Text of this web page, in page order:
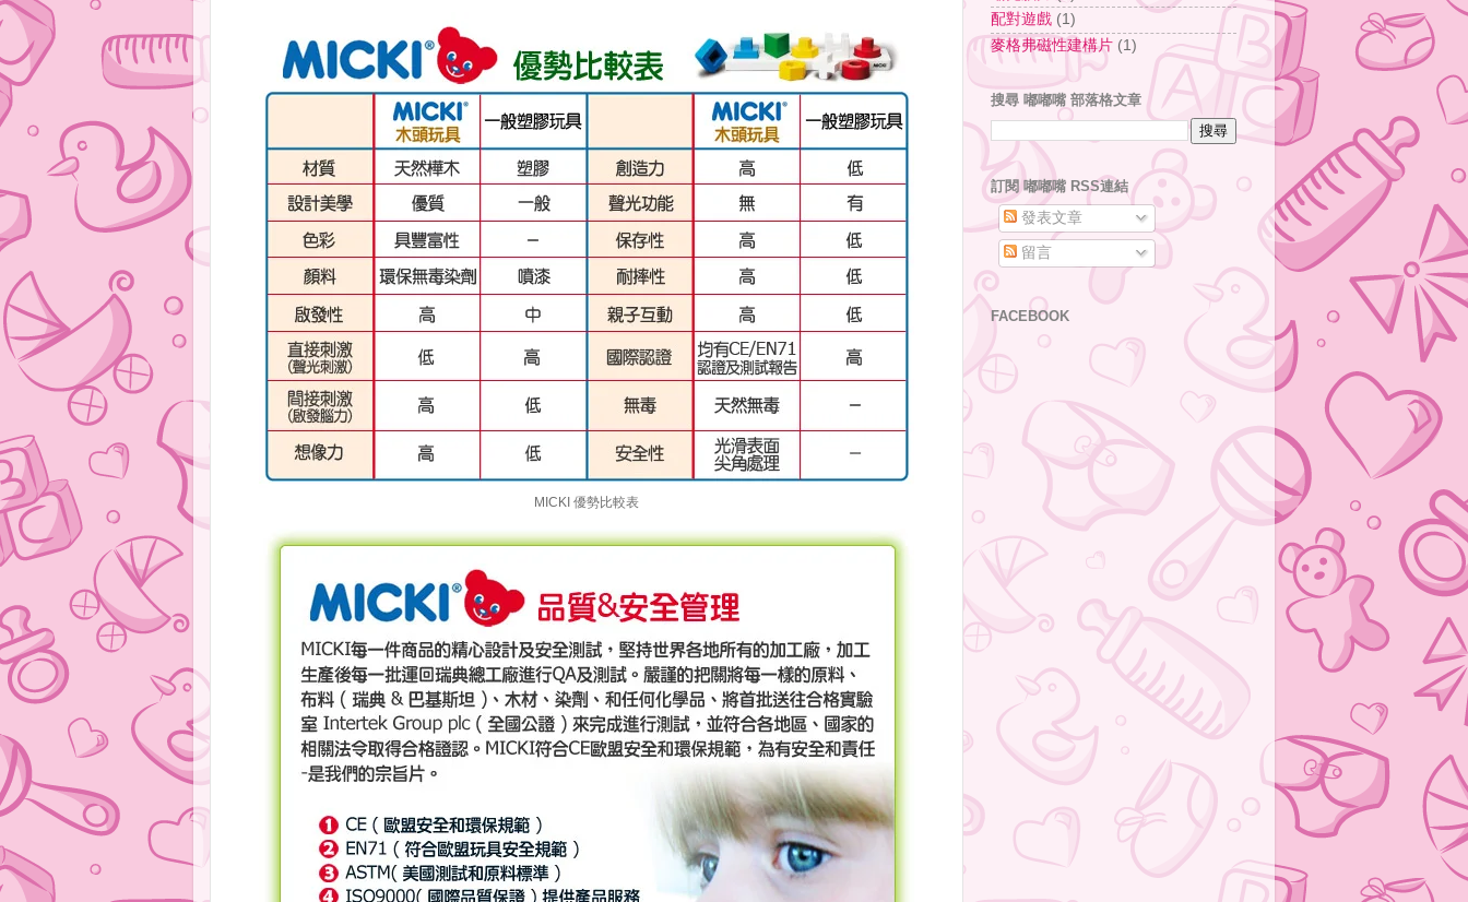
MICKI 優勢比較表
配對遊戲 (1)
麥格弗磁性建構片 (1)
搜尋 嘟嘟嘴 部落格文章
訂閱 嘟嘟嘴 RSS連結
發表文章
留言
FACEBOOK